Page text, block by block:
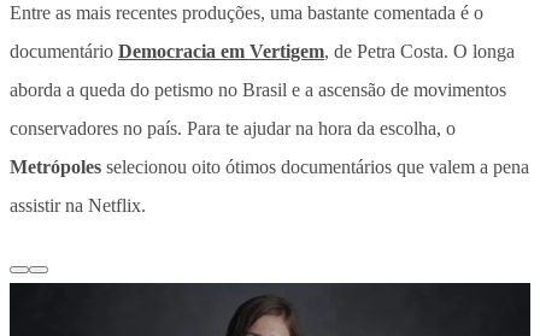
Entre as mais recentes produções, uma bastante comentada é o
documentário Democracia em Vertigem, de Petra Costa. O longa
aborda a queda do petismo no Brasil e a ascensão de movimentos
conservadores no país. Para te ajudar na hora da escolha, o
Metrópoles selecionou oito ótimos documentários que valem a pena
assistir na Netflix.